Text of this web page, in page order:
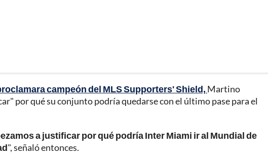
campeón del MLS Supporters' Shield, Martino
por qué su conjunto podría quedarse con el último pase para el
a justificar por qué podría Inter Miami ir al Mundial de
", señaló entonces.